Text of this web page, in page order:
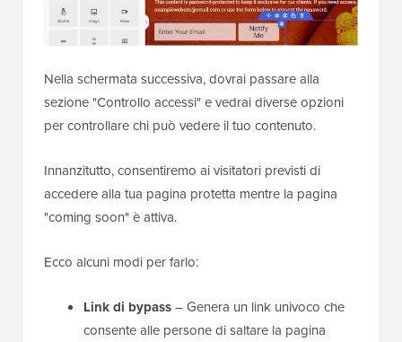
Nella schermata successiva, dovrai passare alla
sezione "Controllo accessi" e vedrai diverse opzioni
per controllare chi può vedere il tuo contenuto.
Innanzitutto, consentiremo ai visitatori previsti di
accedere alla tua pagina protetta mentre la pagina
"coming soon" è attiva.
Ecco alcuni modi per farlo:
Link di bypass– Genera un link univoco che
consente alle persone di saltare la pagina